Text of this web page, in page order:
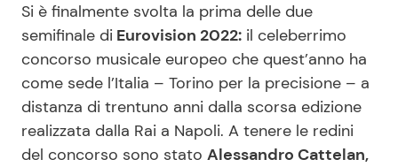
Mondo Mamma
News benessere
Salute
Le Ricette in TV
Primi Piatti
Ricette Facili e Veloci
Si è finalmente svolta la prima delle due
semifinale di Eurovision 2022: il celeberrimo
concorso musicale europeo che quest’anno ha
come sede l’Italia – Torino per la precisione – a
distanza di trentuno anni dalla scorsa edizione
realizzata dalla Rai a Napoli. A tenere le redini
del concorso sono stato Alessandro Cattelan,